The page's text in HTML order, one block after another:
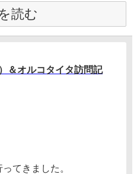
読む
＆オルコタイタ訪問記
てきました。